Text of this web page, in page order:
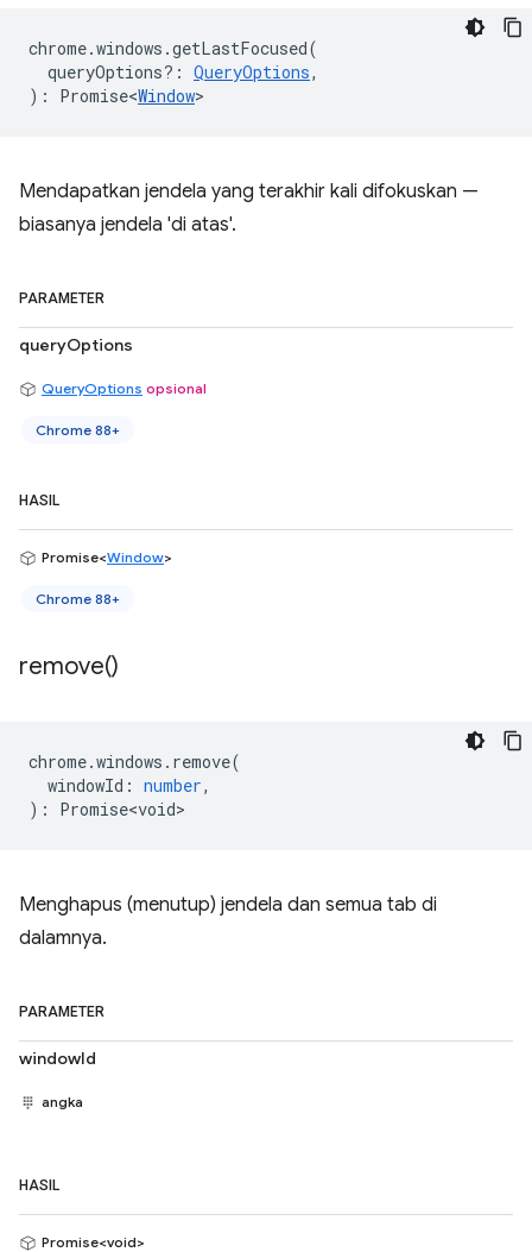
chrome.windows .getLastFocused(
queryOptions? : QueryOptions,
) : Promise<Window>
Mendapatkan jendela yang terakhir kali difokuskan —
biasanya jendela 'di atas'.
PARAMETER
queryOptions
QueryOptions opsional
Chrome 88+
HASIL
Promise<Window>
Chrome 88+
remove()
chrome.windows . remove(
windowId : number,
) : Promise<void>
Menghapus (menutup) jendela dan semua tab di
dalamnya.
PARAMETER
windowId
angka
HASIL
Promise<void>